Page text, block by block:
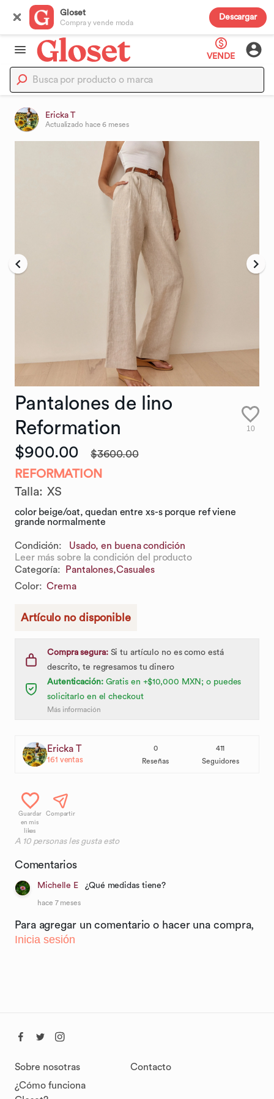
Gloset
Compra y vende moda
Descargar
VENDE
Ericka T
Actualizado hace 6 meses
Pantalones de lino
Reformation
10
$900.00 $3600.00
REFORMATION
Talla: XS
color beige/oat, quedan entre xs-s porque ref viene
grande normalmente
Condición:
Usado, en buena condición
Leer más sobre la condición del producto
Categoría: Pantalones,Casuales
Color: Crema
Artículo no disponible
Compra segura:Si tu artículo no es como está
descrito, te regresamos tu dinero
Autenticación:Gratis en +$10,000 MXN; o puedes
solicitarlo en el checkout
Más información
Ericka T
161 ventas
0
Reseñas
411
Seguidores
Guardar
en mis
likes
Compartir
A 10personas les gusta esto
Comentarios
Michelle E ¿Qué medidas tiene?
hace 7 meses
Para agregar un comentario o hacer una compra,
Inicia sesión
Sobre nosotras
¿Cómo funciona
Contacto